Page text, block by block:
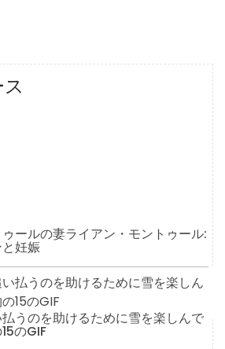
ールの妻ライアン・モントゥール:
妊娠
うのを助けるために雪を楽しんで
のGIF